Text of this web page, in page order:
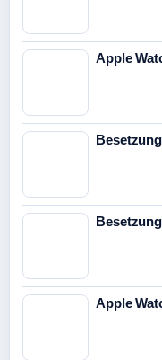
Apple
Apple